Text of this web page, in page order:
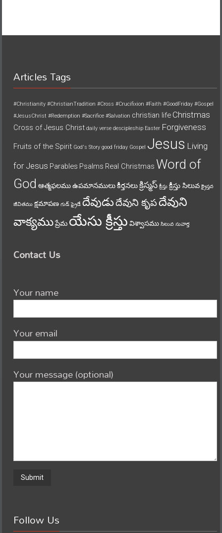
Articles Tags
#Christianity #ChristianTradition #Cross #Crucifixion #Faith #GoodFriday #Gospel
#JesusChrist #Redemption #Sacrifice #Salvation christian life Christmas
Cross of Jesus Christ daily verse descipleship Easter Forgiveness
Fruits of the Spirit God's Story good friday Gospel Jesus Living
for Jesus Parables Psalms Real Christmas Word of
God ఆత్మఫలముఉపమానములుకీర్తనలుక్రిస్మస్ క్రీస్తు క్రీస్తు సిలువ క్రైస్తవ
జీవితము క్షమాపణ గుడ్ ఫ్రైడే దేవుడుదేవుని కృపదేవుని
వాక్యముప్రేమ యేసు క్రీస్తు విశ్వాసము సిలువ సువార్త
Contact Us
Your name
Your email
Your message (optional)
Follow Us